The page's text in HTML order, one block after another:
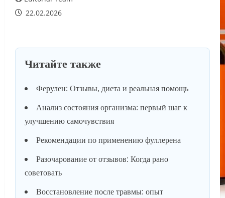
22.02.2026
Читайте также
Ферулен: Отзывы, диета и реальная помощь
Анализ состояния организма: первый шаг к
улучшению самочувствия
Рекомендации по применению фуллерена
Разочарование от отзывов: Когда рано
советовать
Восстановление после травмы: опыт